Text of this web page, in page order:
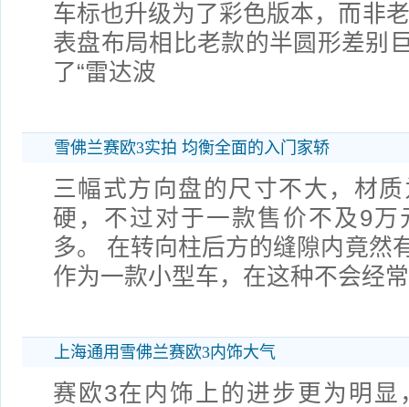
车标也升级为了彩色版本，而非
表盘布局相比老款的半圆形差别
了“雷达波
雪佛兰赛欧3实拍 均衡全面的入门家轿
三幅式方向盘的尺寸不大，材
硬，不过对于一款售价不及9
多。 在转向柱后方的缝隙内竟然
作为一款小型车，在这种不会经
上海通用雪佛兰赛欧3内饰大气
赛欧3在内饰上的进步更为明